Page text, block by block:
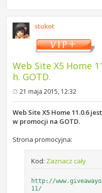
stukot
Web Site X5 Home
h. GOTD.
o
s
21 maja 2015, 12:32
Web Site X5 Home 11.0.6
w promocji na GOTD.
Strona promocyjna:
Kod: Zaznacz cały
http://
11/